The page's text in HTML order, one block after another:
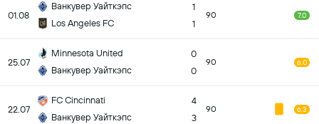
01.08
Ванкувер Уайткэпс
Los Angeles FC
1
1
90 7.0
25.07
Minnesota United
Ванкувер Уайткэпс
0
0
90 6.0
22.07
FC Cincinnati
Ванкувер Уайткэпс
4
3
90 6.3